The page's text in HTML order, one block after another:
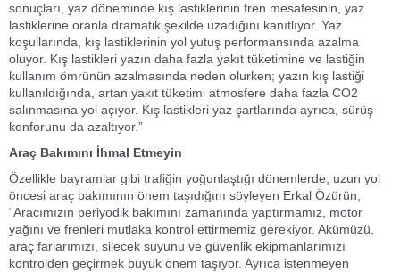
sonuçları, yaz döneminde kış lastiklerinin fren mesafesinin, yaz
lastiklerine oranla dramatik şekilde uzadığını kanıtlıyor. Yaz
koşullarında, kış lastiklerinin yol yutuş performansında azalma
oluyor. Kış lastikleri yazın daha fazla yakıt tüketimine ve lastiğin
kullanım ömrünün azalmasında neden olurken; yazın kış lastiği
kullanıldığında, artan yakıt tüketimi atmosfere daha fazla CO2
salınmasına yol açıyor. Kış lastikleri yaz şartlarında ayrıca, sürüş
konforunu da azaltıyor.”
Araç Bakımını İhmal Etmeyin
Özellikle bayramlar gibi trafiğin yoğunlaştığı dönemlerde, uzun yol
öncesi araç bakımının önem taşıdığını söyleyen Erkal Özürün,
“Aracımızın periyodik bakımını zamanında yaptırmamız, motor
yağını ve frenleri mutlaka kontrol ettirmemiz gerekiyor. Akümüzü,
araç farlarımızı, silecek suyunu ve güvenlik ekipmanlarımızı
kontrolden geçirmek büyük önem taşıyor. Ayrıca istenmeyen